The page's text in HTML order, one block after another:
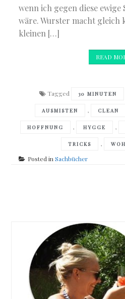
wenn ich gegen diese
wäre. Wurster macht gleich
kleinen […]
READ
Tagged 30 MINUTEN
AUSMISTEN , CLEAN
HOFFNUNG , HYGGE ,
TRICKS ,
Posted inSachbücher
navigation